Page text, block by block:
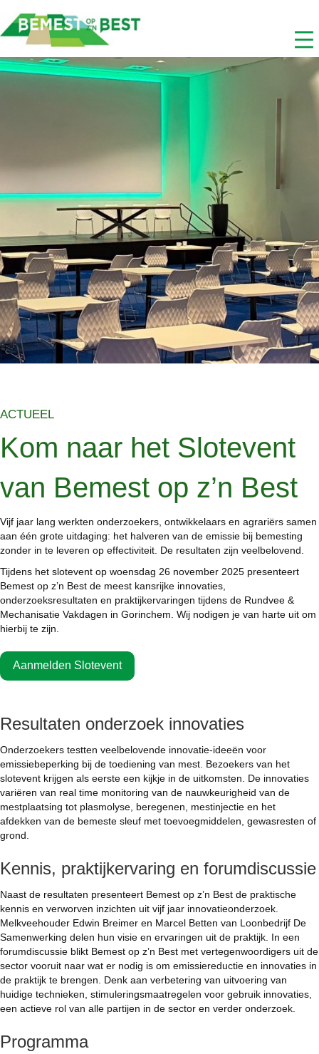
ACTUEEL
Kom naar het Slotevent
van Bemest op z’n Best
Vijf jaar lang werkten onderzoekers, ontwikkelaars en agrariërs samen
aan één grote uitdaging: het halveren van de emissie bij bemesting
zonder in te leveren op effectiviteit. De resultaten zijn veelbelovend.
Tijdens het slotevent op woensdag 26 november 2025 presenteert
Bemest op z’n Best de meest kansrijke innovaties,
onderzoeksresultaten en praktijkervaringen tijdens de Rundvee &
Mechanisatie Vakdagen in Gorinchem. Wij nodigen je van harte uit om
hierbij te zijn.
Aanmelden Slotevent
Resultaten onderzoek innovaties
Onderzoekers testten veelbelovende innovatie-ideeën voor
emissiebeperking bij de toediening van mest. Bezoekers van het
slotevent krijgen als eerste een kijkje in de uitkomsten. De innovaties
variëren van real time monitoring van de nauwkeurigheid van de
mestplaatsing tot plasmolyse, beregenen, mestinjectie en het
afdekken van de bemeste sleuf met toevoegmiddelen, gewasresten of
grond.
Kennis, praktijkervaring en forumdiscussie
Naast de resultaten presenteert Bemest op z’n Best de praktische
kennis en verworven inzichten uit vijf jaar innovatieonderzoek.
Melkveehouder Edwin Breimer en Marcel Betten van Loonbedrijf De
Samenwerking delen hun visie en ervaringen uit de praktijk. In een
forumdiscussie blikt Bemest op z’n Best met vertegenwoordigers uit de
sector vooruit naar wat er nodig is om emissiereductie en innovaties in
de praktijk te brengen. Denk aan verbetering van uitvoering van
huidige technieken, stimuleringsmaatregelen voor gebruik innovaties,
een actieve rol van alle partijen in de sector en verder onderzoek.
Programma